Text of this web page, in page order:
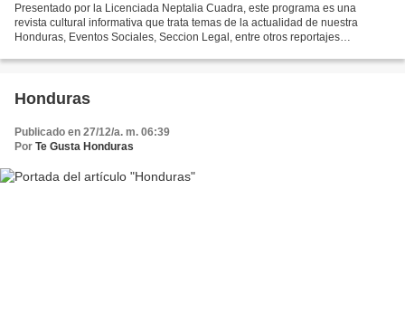
Presentado por la Licenciada Neptalia Cuadra, este programa es una
revista cultural informativa que trata temas de la actualidad de nuestra
Honduras, Eventos Sociales, Seccion Legal, entre otros reportajes
Honduras
Publicado en 27/12/a. m. 06:39
Por Te Gusta Honduras